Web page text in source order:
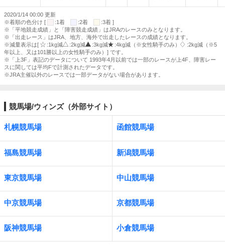
2020/1/14 00:00 更新
※着順の色分け [
:1着 :2着
:3着 ]
※「平地競走成績」と「障害競走成績」はJRAのレースのみとなります。
※「出走レース」はJRA、地方、海外で出走したレースの成績となります。
※減量表示は[
:1kg減 :2kg減 :3kg減 :4kg減（※女性騎手のみ）
:2kg減（※5
年以上、又は101勝以上の女性騎手のみ）] です。
※「上3F」表記のデータについて 1993年4月以前では一部のレースが上4F、障害レー
スに関しては平均Fで計測されたデータです。
※JRA主催以外のレースでは一部データがない場合があります。
競馬場/ウィンズ（外部サイト）
札幌競馬場 函館競馬場
福島競馬場 新潟競馬場
東京競馬場 中山競馬場
中京競馬場 京都競馬場
阪神競馬場 小倉競馬場